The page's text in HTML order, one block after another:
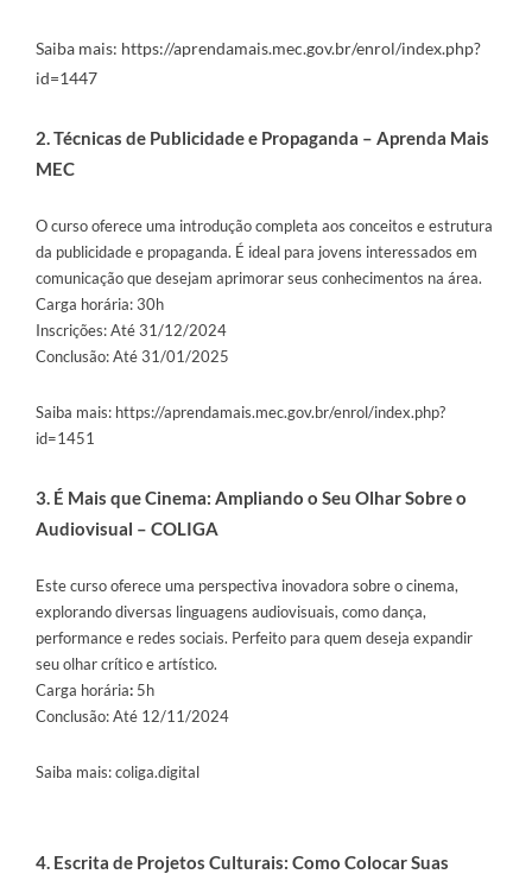
Saiba mais: https://aprendamais.mec.gov.br/enrol/index.php?
id=1447
2. Técnicas de Publicidade e Propaganda – Aprenda Mais
MEC
O curso oferece uma introdução completa aos conceitos e estrutura
da publicidade e propaganda. É ideal para jovens interessados em
comunicação que desejam aprimorar seus conhecimentos na área.
Carga horária: 30h
Inscrições: Até 31/12/2024
Conclusão: Até 31/01/2025
Saiba mais: https://aprendamais.mec.gov.br/enrol/index.php?
id=1451
3. É Mais que Cinema: Ampliando o Seu Olhar Sobre o
Audiovisual – COLIGA
Este curso oferece uma perspectiva inovadora sobre o cinema,
explorando diversas linguagens audiovisuais, como dança,
performance e redes sociais. Perfeito para quem deseja expandir
seu olhar crítico e artístico.
Carga horária: 5h
Conclusão: Até 12/11/2024
Saiba mais: coliga.digital
4. Escrita de Projetos Culturais: Como Colocar Suas